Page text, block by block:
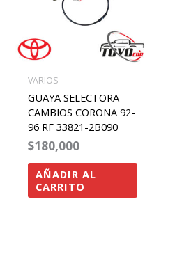
VARIOS
GUAYA SELECTORA
CAMBIOS CORONA 92-
96 RF 33821-2B090
$180,000
AÑADIR AL
CARRITO